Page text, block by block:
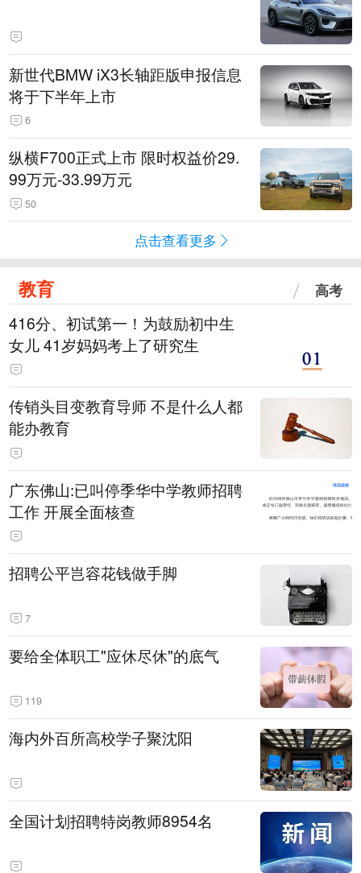
新世代BMW iX3长轴距版申报信息
将于下半年上市
6
纵横F700正式上市 限时权益价29.
99万元-33.99万元
50
点击查看更多
教育 高考
416分、初试第一！为鼓励初中生
女儿 41岁妈妈考上了研究生
传销头目变教育导师 不是什么人都
能办教育
广东佛山:已叫停季华中学教师招聘
工作 开展全面核查
招聘公平岂容花钱做手脚
7
要给全体职工"应休尽休"的底气
119
海内外百所高校学子聚沈阳
全国计划招聘特岗教师8954名